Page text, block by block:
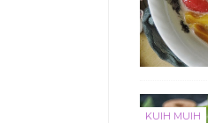
KUIH MUIH